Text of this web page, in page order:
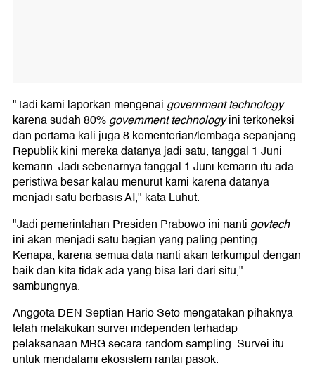
"Tadi kami laporkan mengenaigovernment technology
karena sudah 80%government technologyini terkoneksi
dan pertama kali juga 8 kementerian/lembaga sepanjang
Republik kini mereka datanya jadi satu, tanggal 1 Juni
kemarin. Jadi sebenarnya tanggal 1 Juni kemarin itu ada
peristiwa besar kalau menurut kami karena datanya
menjadi satu berbasis AI," kata Luhut.
"Jadi pemerintahan Presiden Prabowo ini nantigovtech
ini akan menjadi satu bagian yang paling penting.
Kenapa, karena semua data nanti akan terkumpul dengan
baik dan kita tidak ada yang bisa lari dari situ,"
sambungnya.
Anggota DEN Septian Hario Seto mengatakan pihaknya
telah melakukan survei independen terhadap
pelaksanaan MBG secara random sampling. Survei itu
untuk mendalami ekosistem rantai pasok.